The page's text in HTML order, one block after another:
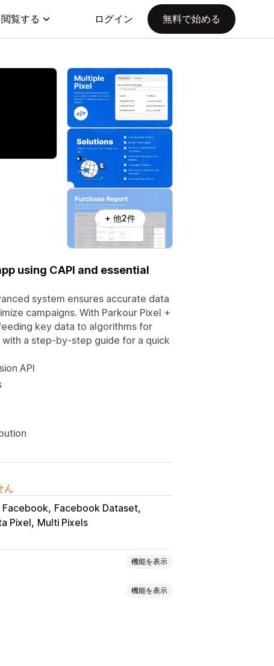
覧する ログイン 無料で始める
+ 他2件
using CAPI and essential
system ensures accurate data
campaigns. With Parkour Pixel +
key data to algorithms for
a step-by-step guide for a quick
API
ん
Facebook Facebook Dataset
Pixel Multi Pixels
機能を表示
機能を表示